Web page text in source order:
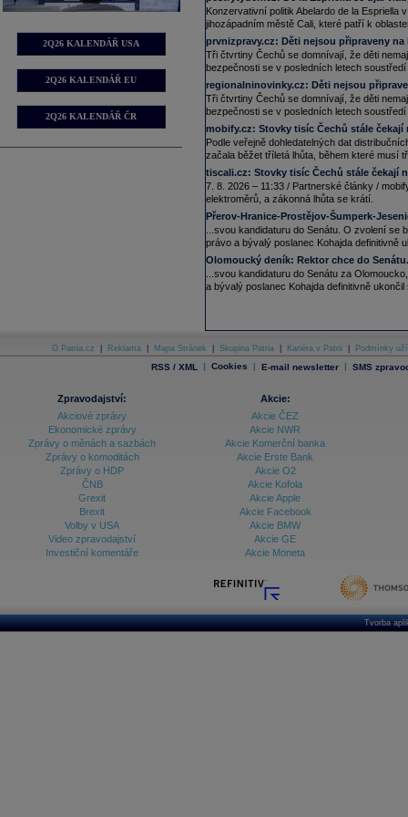
2Q26 KALENDÁŘ USA
2Q26 KALENDÁŘ EU
2Q26 KALENDÁŘ ČR
kontrolu. V současnosti slovenská
má skupina Energetický a
21.04.2026
12:11 Výsledky UnitedHealthv 1Q:
vzrostly meziročně o 2 % na 111,72
16.04.2026
12:12 Ve čtvrtek večer po zavření
konsenzuálních dat Bloombergu se
USD
. V 1Q 2025
zisk na akcii je 0,76USD, ve
01.04.2026
USA: Podle ADP přibylo v březnu v
předchozímu růstu o 66 tis.
14:02 Úřad pro zastupování státu ve
4,04 miliardykorun. Meziročně
miliardykorun. Hlavní příjmovou
úřadu vynesl 3,39 miliardykorun ,
11:49 Akzo Nobel -Ci ......
23.03.2026
11:57
RWE-HSBCzvyš......
11:40
Zahraniční dluh České republiky
19.03.2026
8:21 SpolečnostMicronočekává pro 3Q
konsenzus je nastaven na 23,66
o 4,5 %(ČTK)
Totalenergies -
Kone- UBSzvyš
TotalEnergies -
12.03.2026
Occidental Petr
Konzervativní politik Abelardo de la Espriella
jihozápadním městě Cali, které patří k
prvnizpravy.cz: Děti nejsou připraveny na
Tři čtvrtiny Čechů se domnívají, že děti
bezpečnosti se v posledních letech
regionalninovinky.cz: Děti nejsou
Tři čtvrtiny Čechů se domnívají, že děti
bezpečnosti se v posledních letech
mobify.cz: Stovky tisíc Čechů stále
Podle veřejně dohledatelných dat
začala běžet tříletá lhůta, během které musí
tiscali.cz: Stovky tisíc Čechů stále čekají
7. 8. 2026 – 11:33 / Partnerské články /
elektroměrů, a zákonná lhůta se krátí.
Přerov-Hranice-Prostějov-Šumperk-
...svou kandidaturu do Senátu. O zvolení
právo a bývalý poslanec Kohajda definitivně
Olomoucký deník: Rektor chce do
...svou kandidaturu do Senátu za
a bývalý poslanec Kohajda definitivně
O Patria.cz Reklama Mapa Stránek Skupina Patria Kariéra v Patrii Podmínky
RSS / XML | Cookies | E-mail newsletter | SMS
Zpravodajství:
Akciové zprávy
Ekonomické zprávy
Zprávy o měnách a sazbách
Zprávy o komoditách
Zprávy o HDP
ČNB
Grexit
Brexit
Volby v USA
Video zpravodajství
Investiční komentáře
Akcie:
Akcie ČEZ
Akcie NWR
Akcie Komerční banka
Akcie Erste Bank
Akcie O2
Akcie Kofola
Akcie Apple
Akcie Facebook
Akcie BMW
Akcie GE
Akcie Moneta
Tvorba